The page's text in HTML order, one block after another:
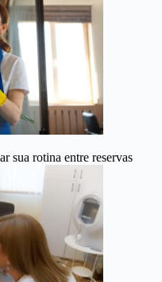
sua rotina entre reservas